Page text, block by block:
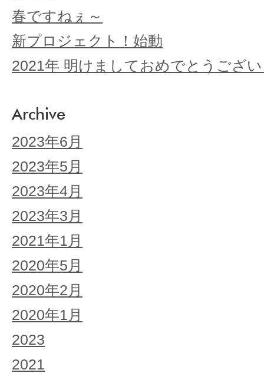
春ですねぇ～
新プロジェクト！始動
2021年 明けましておめでとうござ
Archive
2023年6月
2023年5月
2023年4月
2023年3月
2021年1月
2020年5月
2020年2月
2020年1月
2023
2021